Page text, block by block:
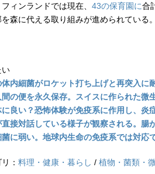
ィンランドでは現在、 43の保育園に合
森に代える取り組みが進められている。
い
内細菌がロケット打ち上げと再突入に
の便を永久保存。スイスに作られた微
良い？恐怖体験が免疫系に作用し、炎
接対話している様子が観察される。腸
に弱い。地球内生命の免疫系では対応
： 料理・健康・暮らし / 植物・菌類・